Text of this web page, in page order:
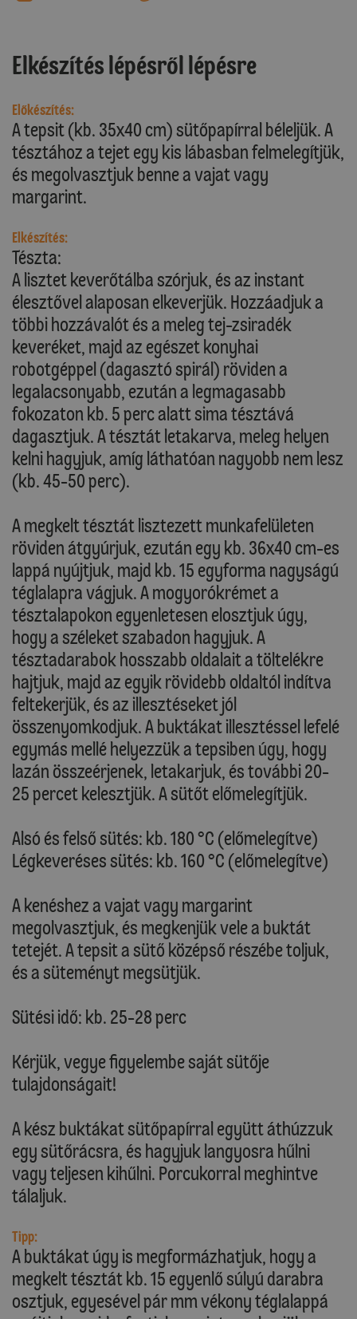
Elkészítés lépésről lépésre
Előkészítés:
A tepsit (kb. 35x40 cm) sütőpapírral béleljük. A
tésztához a tejet egy kis lábasban felmelegítjük,
és megolvasztjuk benne a vajat vagy
margarint.
Elkészítés:
Tészta:
A lisztet keverőtálba szórjuk, és az instant
élesztővel alaposan elkeverjük. Hozzáadjuk a
többi hozzávalót és a meleg tej-zsiradék
keveréket, majd az egészet konyhai
robotgéppel (dagasztó spirál) röviden a
legalacsonyabb, ezután a legmagasabb
fokozaton kb. 5 perc alatt sima tésztává
dagasztjuk. A tésztát letakarva, meleg helyen
kelni hagyjuk, amíg láthatóan nagyobb nem lesz
(kb. 45-50 perc).
A megkelt tésztát lisztezett munkafelületen
röviden átgyúrjuk, ezután egy kb. 36x40 cm-es
lappá nyújtjuk, majd kb. 15 egyforma nagyságú
téglalapra vágjuk. A mogyorókrémet a
tésztalapokon egyenletesen elosztjuk úgy,
hogy a széleket szabadon hagyjuk. A
tésztadarabok hosszabb oldalait a töltelékre
hajtjuk, majd az egyik rövidebb oldaltól indítva
feltekerjük, és az illesztéseket jól
összenyomkodjuk. A buktákat illesztéssel lefelé
egymás mellé helyezzük a tepsiben úgy, hogy
lazán összeérjenek, letakarjuk, és további 20-
25 percet kelesztjük. A sütőt előmelegítjük.
Alsó és felső sütés: kb. 180 °C (előmelegítve)
Légkeveréses sütés: kb. 160 °C (előmelegítve)
A kenéshez a vajat vagy margarint
megolvasztjuk, és megkenjük vele a buktát
tetejét. A tepsit a sütő középső részébe toljuk,
és a süteményt megsütjük.
Sütési idő: kb. 25-28 perc
Kérjük, vegye figyelembe saját sütője
tulajdonságait!
A kész buktákat sütőpapírral együtt áthúzzuk
egy sütőrácsra, és hagyjuk langyosra hűlni
vagy teljesen kihűlni. Porcukorral meghintve
tálaljuk.
Tipp:
A buktákat úgy is megformázhatjuk, hogy a
megkelt tésztát kb. 15 egyenlő súlyú darabra
osztjuk, egyesével pár mm vékony téglalappá